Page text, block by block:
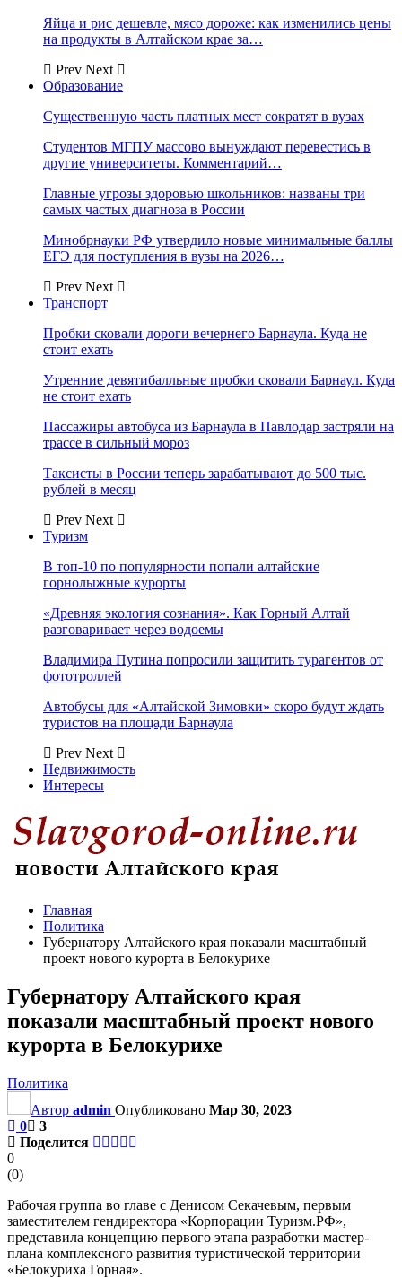
Яйца и рис дешевле, мясо дороже: как изменились цены
на продукты в Алтайском крае за…
Prev Next
Образование
Существенную часть платных мест сократят в вузах
Студентов МГПУ массово вынуждают перевестись в
другие университеты. Комментарий…
Главные угрозы здоровью школьников: названы три
самых частых диагноза в России
Минобрнауки РФ утвердило новые минимальные баллы
ЕГЭ для поступления в вузы на 2026…
Prev Next
Транспорт
Пробки сковали дороги вечернего Барнаула. Куда не
стоит ехать
Утренние девятибалльные пробки сковали Барнаул. Куда
не стоит ехать
Пассажиры автобуса из Барнаула в Павлодар застряли на
трассе в сильный мороз
Таксисты в России теперь зарабатывают до 500 тыс.
рублей в месяц
Prev Next
Туризм
В топ-10 по популярности попали алтайские
горнолыжные курорты
«Древняя экология сознания». Как Горный Алтай
разговаривает через водоемы
Владимира Путина попросили защитить турагентов от
фототроллей
Автобусы для «Алтайской Зимовки» скоро будут ждать
туристов на площади Барнаула
Prev Next
Недвижимость
Интересы
Главная
Политика
Губернатору Алтайского края показали масштабный
проект нового курорта в Белокурихе
Губернатору Алтайского края
показали масштабный проект нового
курорта в Белокурихе
Политика
Автор admin Опубликовано Мар 30, 2023
0
3
Поделится
0
(0)
Рабочая группа во главе с Денисом Секачевым, первым
заместителем гендиректора «Корпорации Туризм.РФ»,
представила концепцию первого этапа разработки мастер-
плана комплексного развития туристической территории
«Белокуриха Горная».